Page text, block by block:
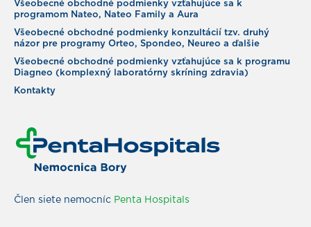
Všeobecné obchodné podmienky vzťahujúce sa k
programom Nateo, Nateo Family a Aura
Všeobecné obchodné podmienky konzultácií tzv. druhý
názor pre programy Orteo, Spondeo, Neureo a ďalšie
Všeobecné obchodné podmienky vzťahujúce sa k programu
Diagneo (komplexný laboratórny skríning zdravia)
Kontakty
Člen siete nemocníc Penta Hospitals